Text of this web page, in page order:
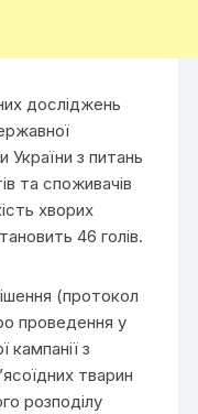
досліджень
України з питань
та споживачів
хворих
46 голів.
(протокол
проведення у
кампанії з
тварин
розподілу